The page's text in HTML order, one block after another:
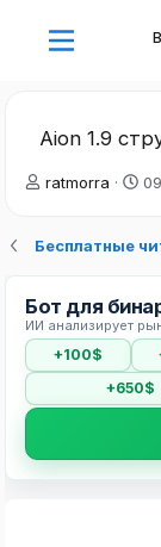
Aion 1.9
А
о
е
м
ы
ratmorra
Д
а
ч
а
а
Бесплатные
Бот для
ИИ анализирует
+100$
+650$